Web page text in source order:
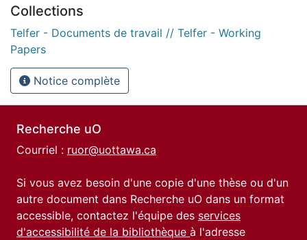
Collections
Telfer - Documents de travail // Telfer - Working
Papers
Notice complète
Recherche uO
Courriel : ruor@uottawa.ca
Si vous avez besoin d'une copie d'une thèse ou d'un
autre document dans Recherche uO dans un format
accessible, contactez l'équipe des services
d'accessibilité de la bibliothèque à l'adresse